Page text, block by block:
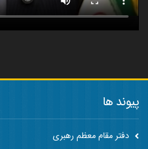
پیوند ها
دفتر مقام معظم رهبری